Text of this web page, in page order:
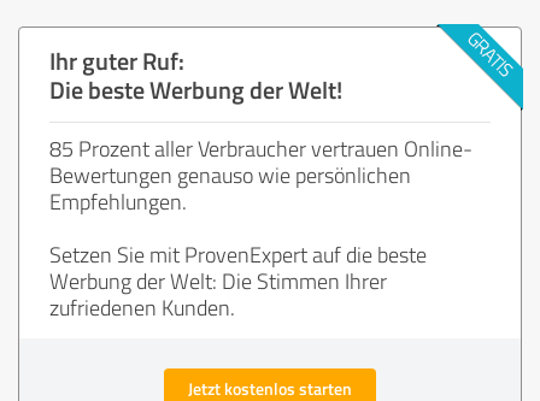
Ihr guter Ruf:
Die beste Werbung der Welt!
85 Prozent aller Verbraucher vertrauen Online-
Bewertungen genauso wie persönlichen
Empfehlungen.
Setzen Sie mit ProvenExpert auf die beste
Werbung der Welt: Die Stimmen Ihrer
zufriedenen Kunden.
Jetzt kostenlos starten